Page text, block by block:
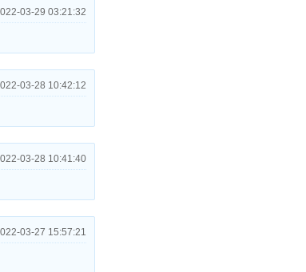
03-29 03:21:32
03-28 10:42:12
03-28 10:41:40
03-27 15:57:21